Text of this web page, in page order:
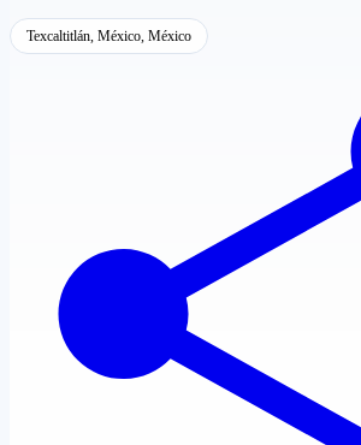
Texcaltitlán, México, México